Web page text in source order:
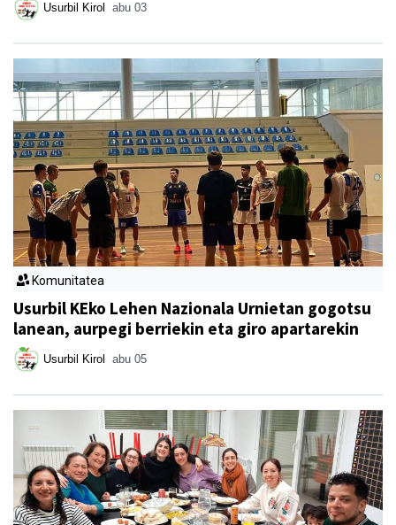
Usurbil Kirol abu 03
Komunitatea
Usurbil KEko Lehen Nazionala Urnietan gogotsu
lanean, aurpegi berriekin eta giro apartarekin
Usurbil Kirol abu 05